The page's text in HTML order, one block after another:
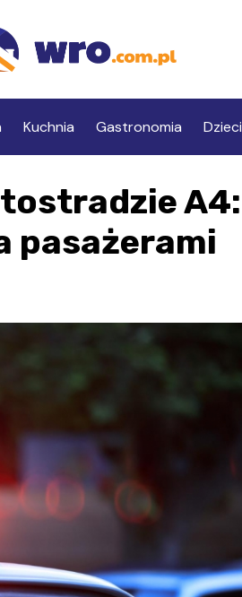
Kuchnia Gastronomia Dzieci
A4:
pasażerami